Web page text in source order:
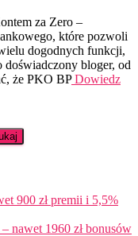
za Zero –
które pozwoli
dogodnych funkcji,
bloger, od
że PKO BPDowiedz
900 zł premii i 5,5%
nawet 1960 zł bonusów